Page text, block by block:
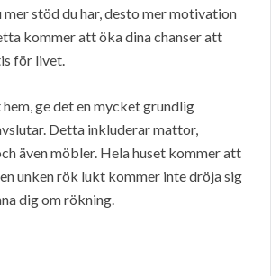
mer stöd du har, desto mer motivation
kommer att öka dina chanser att
för livet.
ge det en mycket grundlig
Detta inkluderar mattor,
även möbler. Hela huset kommer att
unken rök lukt kommer inte dröja sig
dig om rökning.